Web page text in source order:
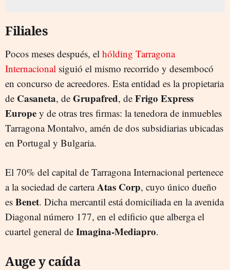
Filiales
Pocos meses después, el hólding Tarragona
Internacional siguió el mismo recorrido y desembocó
en concurso de acreedores. Esta entidad es la propietaria
de Casaneta, de Grupafred, de Frigo Express
Europe y de otras tres firmas: la tenedora de inmuebles
Tarragona Montalvo, amén de dos subsidiarias ubicadas
en Portugal y Bulgaria.
El 70% del capital de Tarragona Internacional pertenece
a la sociedad de carteraAtas Corp, cuyo único dueño
es Benet. Dicha mercantil está domiciliada en la avenida
Diagonal número 177, en el edificio que alberga el
cuartel general de Imagina-Mediapro.
Auge y caída